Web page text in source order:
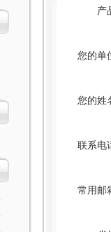
产
您的单
您的姓
联系电
常用邮